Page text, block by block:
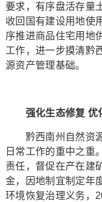
要求，有序盘活存量
收回国有建设用地使
序推进商品住宅用地
工作，进一步摸清黔
源资产管理基础。
强化生态修复 优
黔西南州自然资源
日常工作的重中之重
责任，督促在产在建
金，因地制宜制定年
环境恢复治理义务，